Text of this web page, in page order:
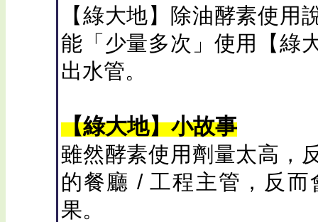
【綠大地】除油酵素使用
能「少量多次」使用【綠
出水管。
【綠大地】小故事
雖然酵素使用劑量太高，
的餐廳 / 工程主管，反
果。